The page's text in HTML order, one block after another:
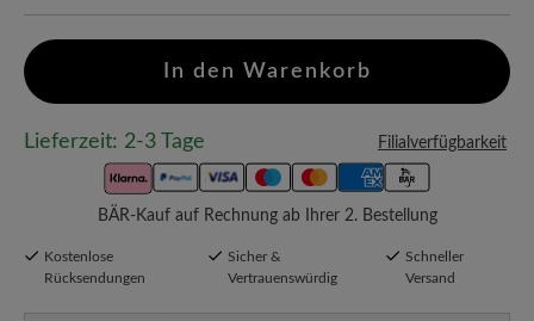
In den Warenkorb
Lieferzeit: 2-3 Tage Filialverfügbarkeit
BÄR-Kauf auf Rechnung ab Ihrer 2. Bestellung
Kostenlose
Rücksendungen
Sicher &
Vertrauenswürdig
Schneller
Versand